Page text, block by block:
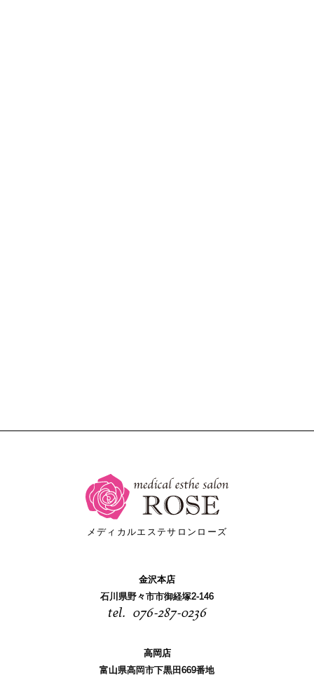
メディカルエステサロンローズ
金沢本店
石川県野々市市御経塚2-146
076-287-0236
高岡店
富山県高岡市下黒田669番地